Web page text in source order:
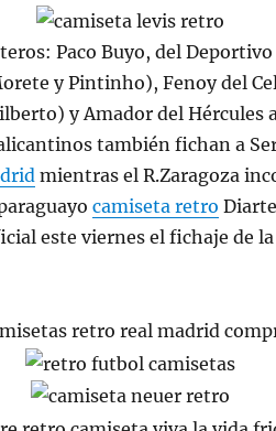
Paco Buyo, del
y Pintinho), Fenoy del
y Amador del Hércules
también fichan a
mientras el R.Zaragoza
camiseta retro
este viernes el fichaje de